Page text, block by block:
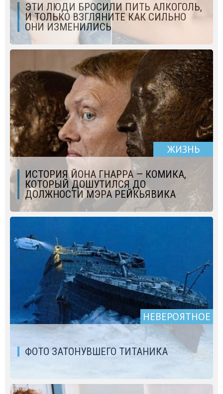
ЭТИ ЛЮДИ БРОСИЛИ ПИТЬ АЛКОГОЛЬ,
И ТОЛЬКО ВЗГЛЯНИТЕ КАК СИЛЬНО
ОНИ ИЗМЕНИЛИСЬ
ЖИЗНЬ
ИСТОРИЯ ЙОНА ГНАРРА — КОМИКА,
КОТОРЫЙ ДОШУТИЛСЯ ДО
ДОЛЖНОСТИ МЭРА РЕЙКЬЯВИКА
НЕВЕРОЯТНОЕ
ФОТО ЗАТОНУВШЕГО ТИТАНИКА